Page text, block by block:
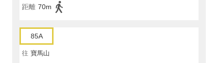
距離 70m
85A
往 寶馬山